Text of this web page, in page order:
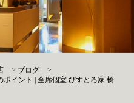
> ブログ
>
イント | 全席個室 びすとろ家 橋